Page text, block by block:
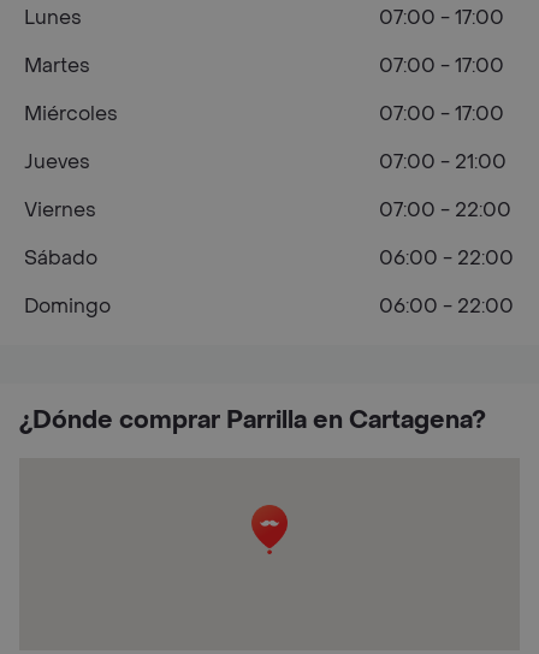
¿Dónde comprar Parrilla en Cartagena?
Lunes
07:00 - 17:00
Martes
07:00 - 17:00
Miércoles
07:00 - 17:00
Jueves
07:00 - 21:00
Viernes
07:00 - 22:00
Sábado
06:00 - 22:00
Domingo
06:00 - 22:00